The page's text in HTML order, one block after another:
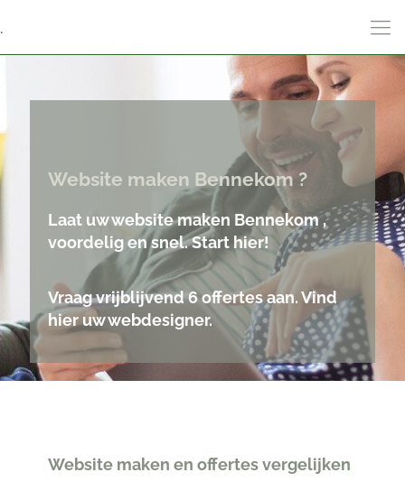
.
Website maken Bennekom ?
Laat uw website maken Bennekom ,
voordelig en snel. Start hier!
Vraag vrijblijvend 6 offertes aan. Vind
hier uw webdesigner.
Website maken en offertes vergelijken